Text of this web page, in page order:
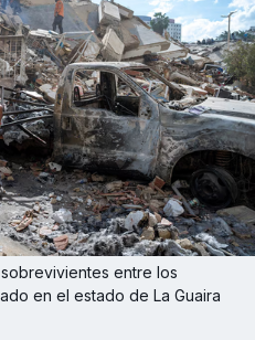
entre los
en el estado de La Guaira